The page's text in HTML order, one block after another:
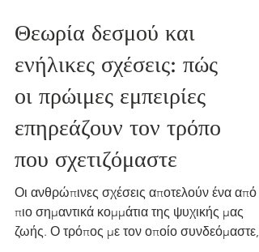
Θεωρία δεσμού και
ενήλικες σχέσεις: πώς
οι πρώιμες εμπειρίες
επηρεάζουν τον τρόπο
που σχετιζόμαστε
Οι ανθρώπινες σχέσεις αποτελούν ένα από
πιο σημαντικά κομμάτια της ψυχικής μας